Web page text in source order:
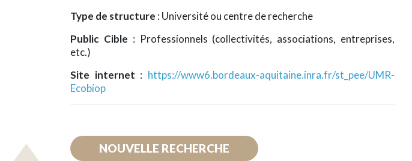
Type de structure : Université ou centre de recherche
Public Cible : Professionnels (collectivités, associations, entreprises,
etc.)
Site internet : https://www6.bordeaux-aquitaine.inra.fr/st_pee/UMR-
Ecobiop
NOUVELLE RECHERCHE